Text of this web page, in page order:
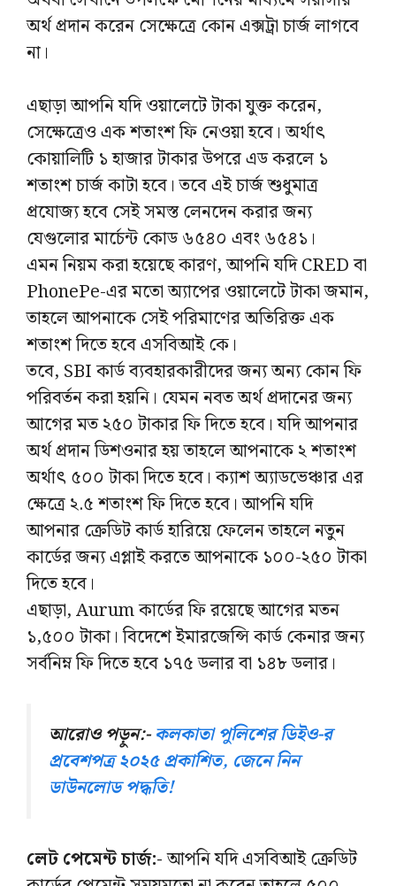
অর্থ প্রদান করেন সেক্ষেত্রে কোন এক্সট্রা চার্জ লাগবে
না।
এছাড়া আপনি যদি ওয়ালেটে টাকা যুক্ত করেন,
সেক্ষেত্রেও এক শতাংশ ফি নেওয়া হবে। অর্থাৎ
কোয়ালিটি ১ হাজার টাকার উপরে এড করলে ১
শতাংশ চার্জ কাটা হবে। তবে এই চার্জ শুধুমাত্র
প্রযোজ্য হবে সেই সমস্ত লেনদেন করার জন্য
যেগুলোর মার্চেন্ট কোড ৬৫৪০ এবং ৬৫৪১।
এমন নিয়ম করা হয়েছে কারণ, আপনি যদি CRED বা
PhonePe-এর মতো অ্যাপের ওয়ালেটে টাকা জমান,
তাহলে আপনাকে সেই পরিমাণের অতিরিক্ত এক
শতাংশ দিতে হবে এসবিআই কে।
তবে, SBI কার্ড ব্যবহারকারীদের জন্য অন্য কোন ফি
পরিবর্তন করা হয়নি। যেমন নবত অর্থ প্রদানের জন্য
আগের মত ২৫০ টাকার ফি দিতে হবে। যদি আপনার
অর্থ প্রদান ডিশওনার হয় তাহলে আপনাকে ২ শতাংশ
অর্থাৎ ৫০০ টাকা দিতে হবে। ক্যাশ অ্যাডভেঞ্চার এর
ক্ষেত্রে ২.৫ শতাংশ ফি দিতে হবে। আপনি যদি
আপনার ক্রেডিট কার্ড হারিয়ে ফেলেন তাহলে নতুন
কার্ডের জন্য এপ্লাই করতে আপনাকে ১০০-২৫০ টাকা
দিতে হবে।
এছাড়া, Aurum কার্ডের ফি রয়েছে আগের মতন
১,৫০০ টাকা। বিদেশে ইমারজেন্সি কার্ড কেনার জন্য
সর্বনিম্ন ফি দিতে হবে ১৭৫ ডলার বা ১৪৮ ডলার।
আরোও পড়ুন:-কলকাতা পুলিশের ডিইও-র
প্রবেশপত্র ২০২৫ প্রকাশিত, জেনে নিন
ডাউনলোড পদ্ধতি!
লেট পেমেন্ট চার্জ:-আপনি যদি এসবিআই ক্রেডিট